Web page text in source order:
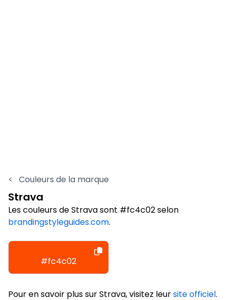
< Couleurs de la marque
Strava
Les couleurs de Strava sont #fc4c02 selon
brandingstyleguides.com.
#fc4c02
Pour en savoir plus sur Strava, visitez leursite officiel.